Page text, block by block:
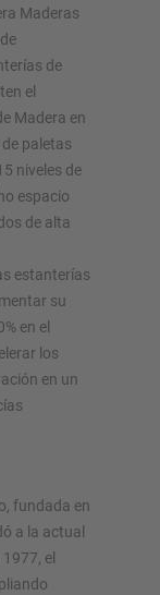
Maderas
de
el
Madera en
paletas
niveles de
espacio
de alta
estanterías
su
en el
los
en un
fundada en
a la actual
el
directa